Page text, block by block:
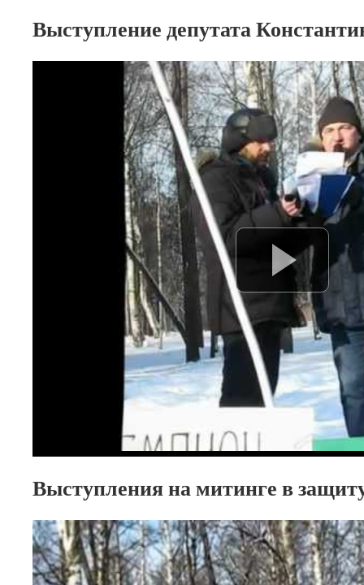
Выступление депутата
Выступления на митинге в